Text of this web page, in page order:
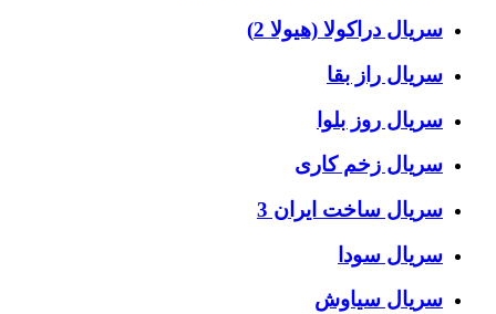
سریال دراکولا (هیولا 2)
سریال راز بقا
سریال روز بلوا
سریال زخم کاری
سریال ساخت ایران 3
سریال سودا
سریال سیاوش